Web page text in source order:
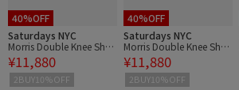
40%OFF
Saturdays NYC
Morris Double Knee Shor
t¥11,880
2BUY10%OFF
40%OFF
Saturdays NYC
Morris Double Knee Shor
t¥11,880
2BUY10%OFF